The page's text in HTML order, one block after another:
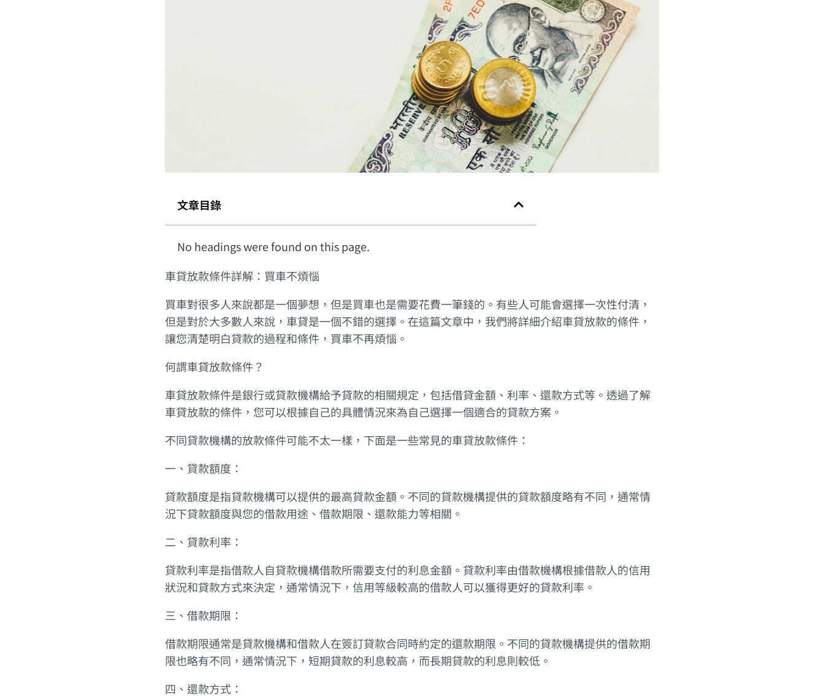
文章目錄
No headings were found on this page.
車貸放款條件詳解：買車不煩惱
買車對很多人來說都是一個夢想，但是買車也是需要花費一筆錢的。有些人可能會選擇一次性付清，
但是對於大多數人來說，車貸是一個不錯的選擇。在這篇文章中，我們將詳細介紹車貸放款的條件，
讓您清楚明白貸款的過程和條件，買車不再煩惱。
何謂車貸放款條件？
車貸放款條件是銀行或貸款機構給予貸款的相關規定，包括借貸金額、利率、還款方式等。透過了解
車貸放款的條件，您可以根據自己的具體情況來為自己選擇一個適合的貸款方案。
不同貸款機構的放款條件可能不太一樣，下面是一些常見的車貸放款條件：
一、貸款額度：
貸款額度是指貸款機構可以提供的最高貸款金額。不同的貸款機構提供的貸款額度略有不同，通常情
況下貸款額度與您的借款用途、借款期限、還款能力等相關。
二、貸款利率：
貸款利率是指借款人自貸款機構借款所需要支付的利息金額。貸款利率由借款機構根據借款人的信用
狀況和貸款方式來決定，通常情況下，信用等級較高的借款人可以獲得更好的貸款利率。
三、借款期限：
借款期限通常是貸款機構和借款人在簽訂貸款合同時約定的還款期限。不同的貸款機構提供的借款期
限也略有不同，通常情況下，短期貸款的利息較高，而長期貸款的利息則較低。
四、還款方式：